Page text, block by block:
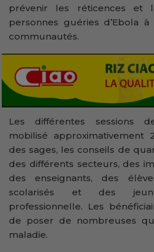
prévenir les réticences et
personnes guéries d’Ebola
communautés.
Les différentes sessions
mobilisé approximativement
des sages, les conseils de
des différents secteurs, des
des enseignants, des
scolarisés et des
professionnelle. Les
de poser de nombreuses
maladie.